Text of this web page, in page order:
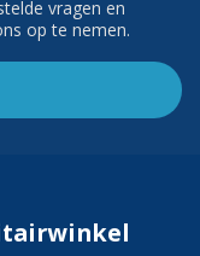
vragen en
op te nemen.